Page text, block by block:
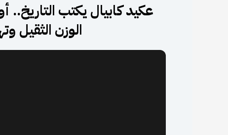
عكيد كابيال يكتب التاريخ..
الوزن الثقيل